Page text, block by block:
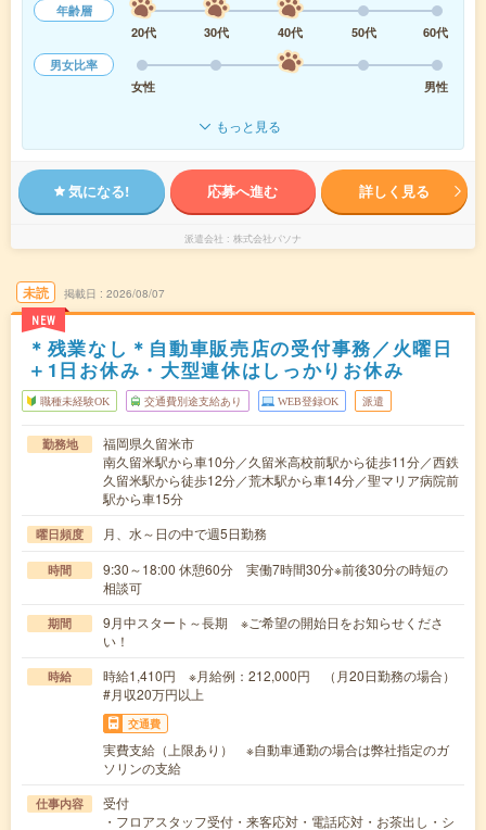
年齢層
20代
30代 40代 50代
60代
男女比率
女性
男性
もっと見る
気になる! 応募へ進む 詳しく見る
派遣会社 株式会社パソナ
未読
NEW
掲載日 2026/08/07
＊残業なし＊自動車販売店の受付事務／火曜日
＋1日お休み・大型連休はしっかりお休み
職種未経験OK 交通費別途支給あり WEB登録OK 派遣
勤務地
福岡県久留米市
南久留米駅から車10分／久留米高校前駅から徒歩11分／西鉄
久留米駅から徒歩12分／荒木駅から車14分／聖マリア病院前
駅から車15分
曜日頻度 月、水～日の中で週5日勤務
時間
9:30～18:00 休憩60分 実働7時間30分※前後30分の時短の
相談可
期間
9月中スタート～長期 ※ご希望の開始日をお知らせくださ
い！
時給
時給1,410円 ※月給例：212,000円 （月20日勤務の場合）
#月収20万円以上
交通費
実費支給（上限あり） ※自動車通勤の場合は弊社指定のガ
ソリンの支給
仕事内容
受付
・フロアスタッフ受付・来客応対・電話応対・お茶出し・シ